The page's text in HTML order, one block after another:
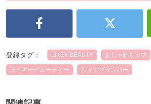
登録タグ： LiKEY BEAUTY おしゃれリップ
ライキービューティー リッププランパー